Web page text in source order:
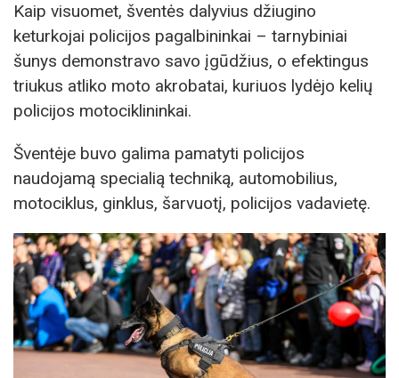
Kaip visuomet, šventės dalyvius džiugino
keturkojai policijos pagalbininkai – tarnybiniai
šunys demonstravo savo įgūdžius, o efektingus
triukus atliko moto akrobatai, kuriuos lydėjo kelių
policijos motociklininkai.
Šventėje buvo galima pamatyti policijos
naudojamą specialią techniką, automobilius,
motociklus, ginklus, šarvuotį, policijos vadavietę.